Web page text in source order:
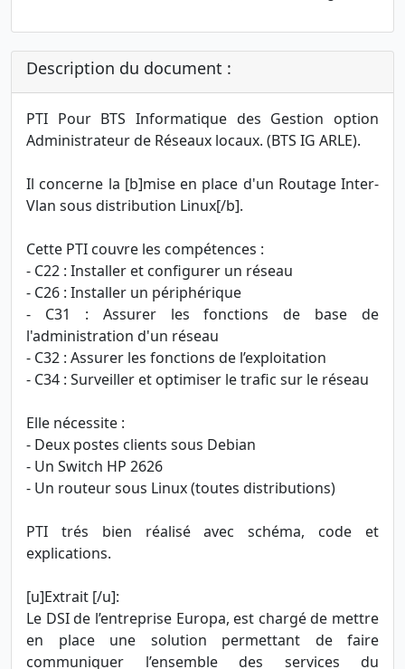
Description du document :
PTI Pour BTS Informatique des Gestion option
Administrateur de Réseaux locaux. (BTS IG ARLE).
Il concerne la [b]mise en place d'un Routage Inter-
Vlan sous distribution Linux[/b].
Cette PTI couvre les compétences :
- C22 : Installer et configurer un réseau
- C26 : Installer un périphérique
- C31 : Assurer les fonctions de base de
l'administration d'un réseau
- C32 : Assurer les fonctions de l’exploitation
- C34 : Surveiller et optimiser le trafic sur le réseau
Elle nécessite :
- Deux postes clients sous Debian
- Un Switch HP 2626
- Un routeur sous Linux (toutes distributions)
PTI trés bien réalisé avec schéma, code et
explications.
[u]Extrait [/u]:
Le DSI de l’entreprise Europa, est chargé de mettre
en place une solution permettant de faire
communiquer l’ensemble des services du